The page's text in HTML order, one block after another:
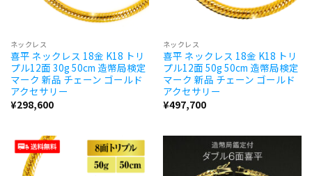
ネックレス
喜平 ネックレス 18金 K18 トリ
プル12面 30g 50cm 造幣局検定
マーク 新品 チェーン ゴールド
アクセサリー
¥298,600
ネックレス
喜平 ネックレス 18金 K18 トリ
プル12面 50g 50cm 造幣局検定
マーク 新品 チェーン ゴールド
アクセサリー
¥497,700